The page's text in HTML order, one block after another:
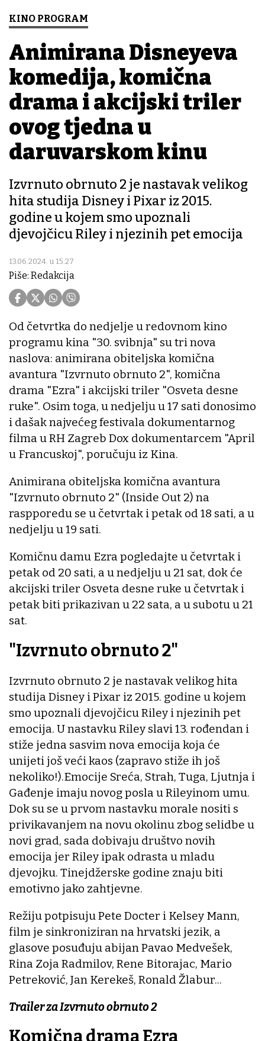
KINO PROGRAM
Animirana Disneyeva
komedija, komična
drama i akcijski triler
ovog tjedna u
daruvarskom kinu
Izvrnuto obrnuto 2 je nastavak velikog
hita studija Disney i Pixar iz 2015.
godine u kojem smo upoznali
djevojčicu Riley i njezinih pet emocija
13.06.2024. u 15:27
Piše: Redakcija
Od četvrtka do nedjelje u redovnom kino
programu kina "30. svibnja" su tri nova
naslova: animirana obiteljska komična
avantura "Izvrnuto obrnuto 2", komična
drama "Ezra" i akcijski triler "Osveta desne
ruke". Osim toga, u nedjelju u 17 sati donosimo
i dašak najvećeg festivala dokumentarnog
filma u RH Zagreb Dox dokumentarcem "April
u Francuskoj", poručuju iz Kina.
Animirana obiteljska komična avantura
"Izvrnuto obrnuto 2" (Inside Out 2) na
raspporedu se u četvrtak i petak od 18 sati, a u
nedjelju u 19 sati.
Komičnu damu Ezra pogledajte u četvrtak i
petak od 20 sati, a u nedjelju u 21 sat, dok će
akcijski triler Osveta desne ruke u četvrtak i
petak biti prikazivan u 22 sata, a u subotu u 21
sat.
"Izvrnuto obrnuto 2"
Izvrnuto obrnuto 2 je nastavak velikog hita
studija Disney i Pixar iz 2015. godine u kojem
smo upoznali djevojčicu Riley i njezinih pet
emocija. U nastavku Riley slavi 13. rođendan i
stiže jedna sasvim nova emocija koja će
unijeti još veći kaos (zapravo stiže ih još
nekoliko!).Emocije Sreća, Strah, Tuga, Ljutnja i
Gađenje imaju novog posla u Rileyinom umu.
Dok su se u prvom nastavku morale nositi s
privikavanjem na novu okolinu zbog selidbe u
novi grad, sada dobivaju društvo novih
emocija jer Riley ipak odrasta u mladu
djevojku. Tinejdžerske godine znaju biti
emotivno jako zahtjevne.
Režiju potpisuju Pete Docter i Kelsey Mann,
film je sinkroniziran na hrvatski jezik, a
glasove posuđuju abijan Pavao Medvešek,
Rina Zoja Radmilov, Rene Bitorajac, Mario
Petreković, Jan Kerekeš, Ronald Žlabur...
Trailer za Izvrnuto obrnuto 2
Komična drama Ezra